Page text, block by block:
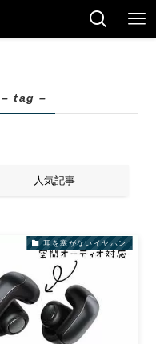
– tag –
人気記事
耳を塞がないイヤホン